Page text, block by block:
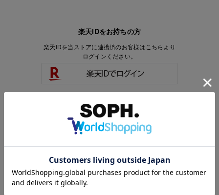
楽天IDをお持ちの方
楽天IDを当ストアに連携済のお客様はこちらより
ログインください。
楽天IDをお持ちで、当ストアのアカウントを
お持ちでないお客様はこちらより
会員登録いただけます。